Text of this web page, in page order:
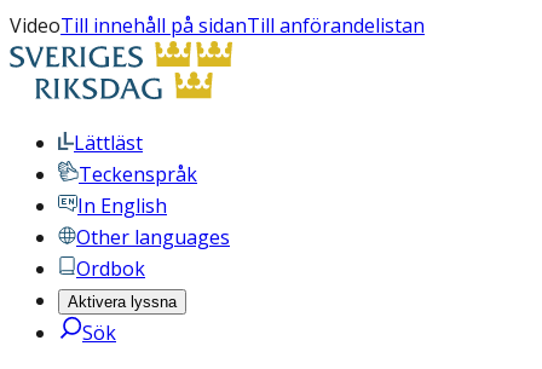
VideoTill innehåll på sidanTill anförandelistan
Lättläst
Teckenspråk
In English
Other languages
Ordbok
Aktivera lyssna
Sök